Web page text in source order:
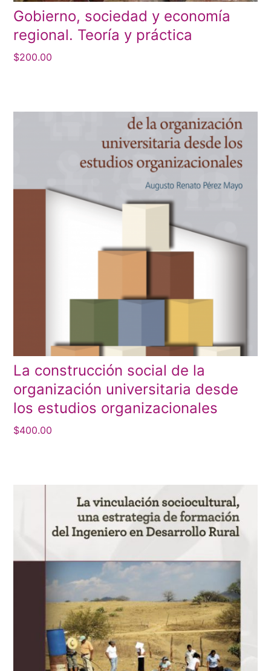
Gobierno, sociedad y economía
regional. Teoría y práctica
$200.00
La construcción social de la
organización universitaria desde
los estudios organizacionales
$400.00